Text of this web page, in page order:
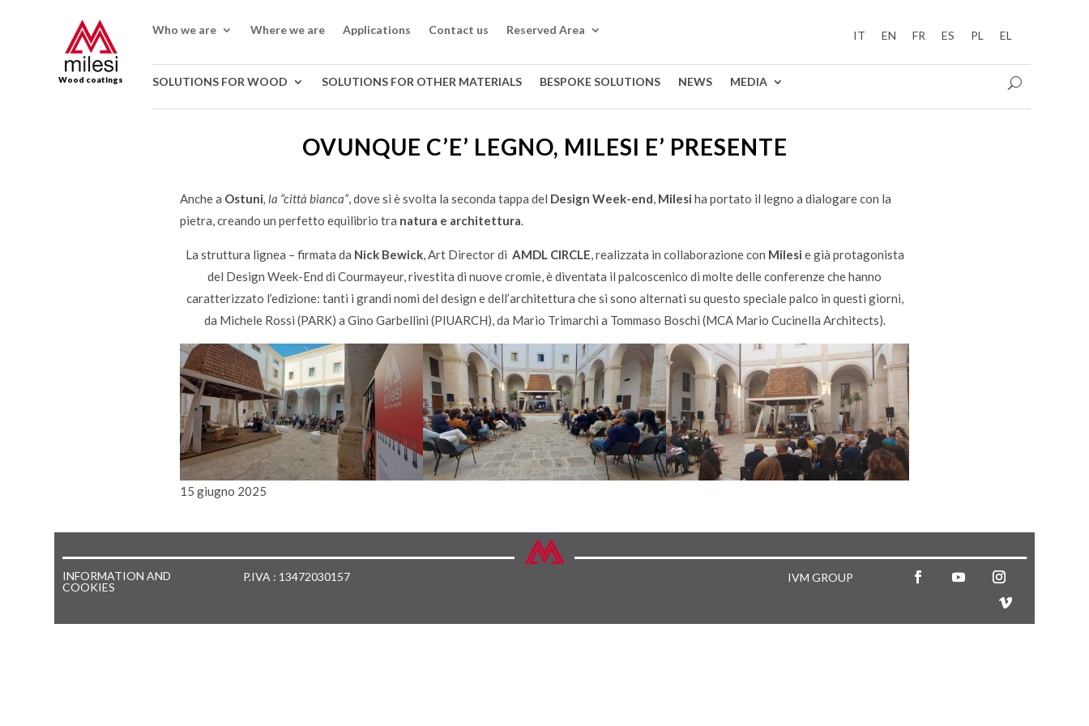
Wood coatings
Who we are Where we are Applications Contact us Reserved Area IT EN FR ES PL EL
SOLUTIONS FOR WOOD SOLUTIONS FOR OTHER MATERIALS BESPOKE SOLUTIONS NEWS MEDIA
OVUNQUE C’E’ LEGNO, MILESI E’ PRESENTE
Anche a Ostuni, la “città bianca”, dove si è svolta la seconda tappa del Design Week-end, Milesi ha portato il legno a dialogare con la
pietra, creando un perfetto equilibrio tra natura e architettura.
La struttura lignea – firmata da Nick Bewick, Art Director di AMDL CIRCLE, realizzata in collaborazione con Milesi e già protagonista
del Design Week-End di Courmayeur, rivestita di nuove cromie, è diventata il palcoscenico di molte delle conferenze che hanno
caratterizzato l’edizione: tanti i grandi nomi del design e dell’architettura che si sono alternati su questo speciale palco in questi giorni,
da Michele Rossi (PARK) a Gino Garbellini (PIUARCH), da Mario Trimarchi a Tommaso Boschi (MCA Mario Cucinella Architects).
15 giugno 2025
INFORMATION AND
COOKIES
P.IVA : 13472030157 IVM GROUP